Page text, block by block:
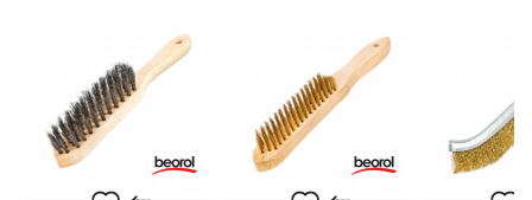
Намена
Овозможува работа со
помали површини и
поголем притисок на
површина